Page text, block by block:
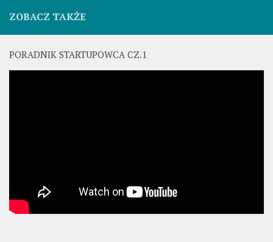
ZOBACZ TAKŻE
PORADNIK STARTUPOWCA CZ.1